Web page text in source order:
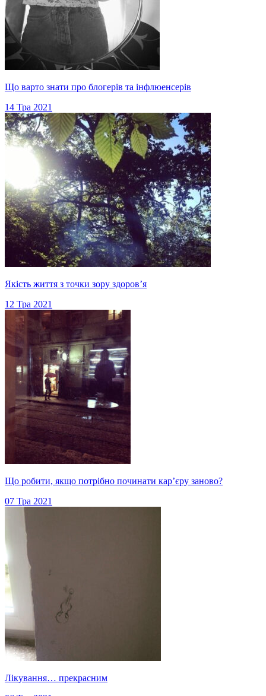
Що варто знати про блогерів та інфлюенсерів
14 Тра 2021
Якість життя з точки зору здоров’я
12 Тра 2021
Що робити, якщо потрібно починати кар’єру заново?
07 Тра 2021
Лікування… прекрасним